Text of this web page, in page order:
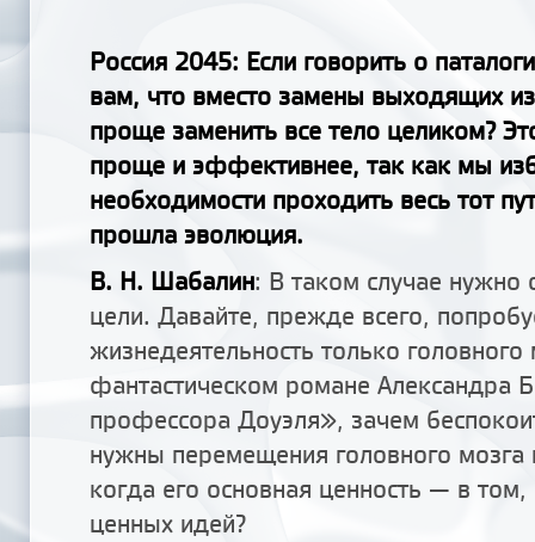
Россия 2045: Если говорить о
вам, что вместо замены выходящих
проще заменить все тело целиком?
проще и эффективнее, так как мы
необходимости проходить весь тот
прошла эволюция.
В. Н. Шабалин: В таком случае нужно
цели. Давайте, прежде всего,
жизнедеятельность только головного
фантастическом романе Александра
профессора Доуэля», зачем
нужны перемещения головного мозга
когда его основная ценность — в
ценных идей?